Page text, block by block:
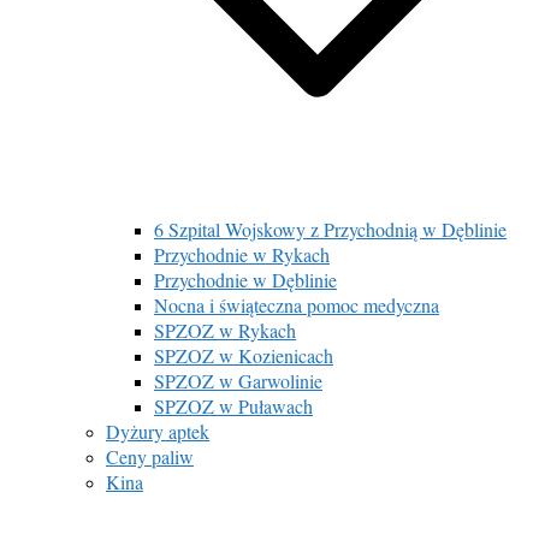
6 Szpital Wojskowy z Przychodnią w Dęblinie
Przychodnie w Rykach
Przychodnie w Dęblinie
Nocna i świąteczna pomoc medyczna
SPZOZ w Rykach
SPZOZ w Kozienicach
SPZOZ w Garwolinie
SPZOZ w Puławach
Dyżury aptek
Ceny paliw
Kina